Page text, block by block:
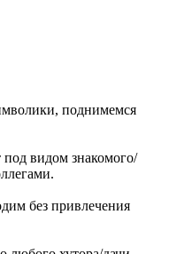
поднимемся
под видом знакомого/
без привлечения